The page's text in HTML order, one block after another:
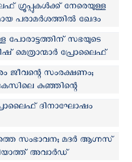
ഗ്രൂപ്പുകള്‍ക്ക് നേരെയുള്ള
പരാമര്‍ശത്തില്‍ ഖേദം
പോരാട്ടത്തിന് സഭയുടെ
മെത്രാന്മാര്‍ പ്രോലൈഫ്
ജീവന്റെ സംരക്ഷണം;
കുഞ്ഞിന്റെ
ചെയ്ത് പ്രോലൈഫ്
ദിനാഘോഷം
സംഭാവന; മദർ ആഗ്നസ്
അവാർഡ്